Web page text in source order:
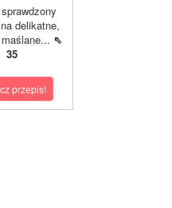
delikatne,
⇖
35
przepis!